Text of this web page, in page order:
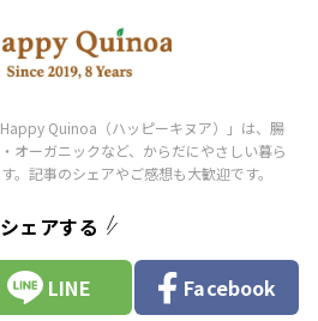
シェアする
LINE Facebook